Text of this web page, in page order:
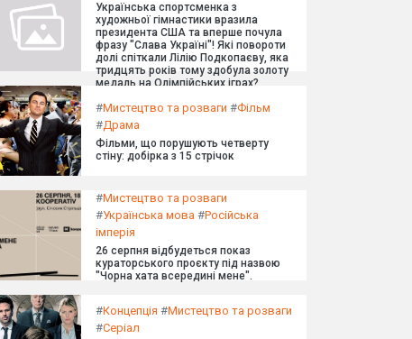
Українська спортсменка з
художньої гімнастики вразила
президента США та вперше почула
фразу "Слава Україні"! Які повороти
долі спіткали Лілію Подкопаєву, яка
тридцять років тому здобула золоту
медаль на Олімпійських іграх?
#Мистецтво та розваги #Фільм
#Драма
Фільми, що порушують четверту
стіну: добірка з 15 стрічок
#Мистецтво та розваги
#Українська мова #Російська
імперія
26 серпня відбудеться показ
кураторського проєкту під назвою
"Чорна хата всередині мене".
#Концепція #Мистецтво та розваги
#Серіал